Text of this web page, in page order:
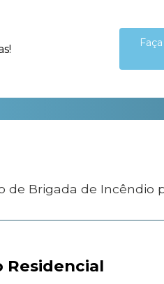
de Brigada de Incêndio
Residencial